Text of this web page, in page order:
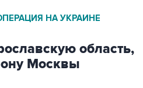
НА УКРАИНЕ
область,
Москвы